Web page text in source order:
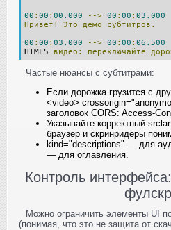
00 : 00 : 00.000 --> 00 : 00 : 03.000
Привет!
Это демо
субтитров.
00 : 00 : 03.000 --> 00 : 00 : 06.500
HTML5 видео: переключайте
Частые нюансы с субтитрами:
Если дорожка грузится с
<video>
заголовок CORS: Access-
Указывайте корректный
браузер и скринридеры
kind="descriptions" — для
— для оглавления.
Контроль
Можно ограничить элементы UI
(понимая, что это не защита от